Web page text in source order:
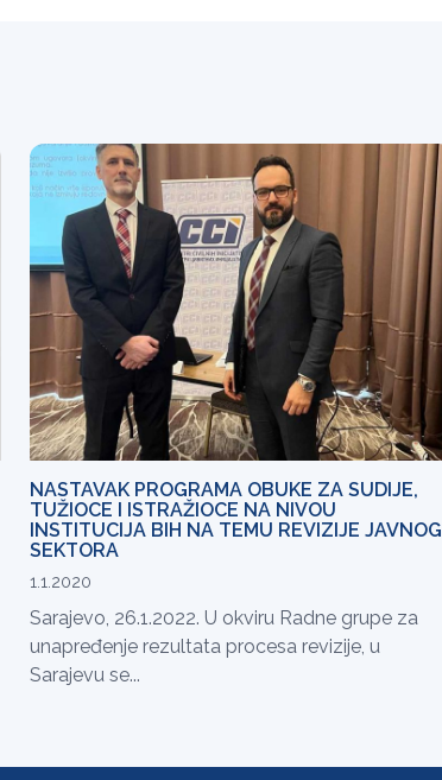
NASTAVAK PROGRAMA OBUKE ZA SUDIJE,
TUŽIOCE I ISTRAŽIOCE NA NIVOU
INSTITUCIJA BIH NA TEMU REVIZIJE JAVNOG
SEKTORA
1.1.2020
Sarajevo, 26.1.2022. U okviru Radne grupe za
unapređenje rezultata procesa revizije, u
Sarajevu se...